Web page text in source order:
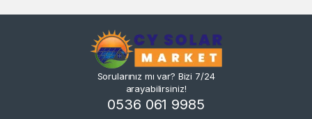
Sorularınız mı var? Bizi 7/24
arayabilirsiniz!
0536 061 9985